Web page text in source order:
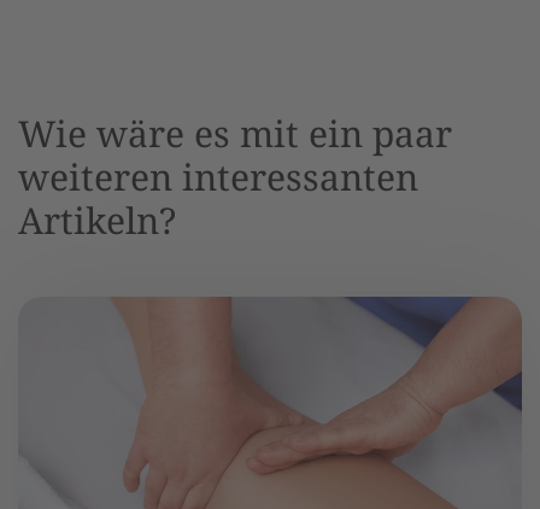
Wie wäre es mit ein paar
weiteren interessanten
Artikeln?